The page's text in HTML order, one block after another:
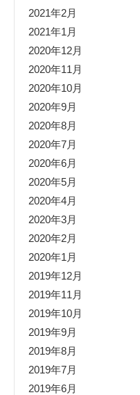
2021年2月
2021年1月
2020年12月
2020年11月
2020年10月
2020年9月
2020年8月
2020年7月
2020年6月
2020年5月
2020年4月
2020年3月
2020年2月
2020年1月
2019年12月
2019年11月
2019年10月
2019年9月
2019年8月
2019年7月
2019年6月